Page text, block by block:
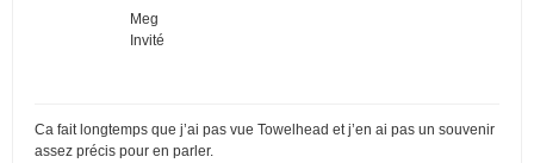
Meg
Invité
Ca fait longtemps que j’ai pas vue Towelhead et j’en ai pas un souvenir
assez précis pour en parler.